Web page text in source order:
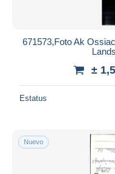
671573,Foto Ak
±
Estatus
Nuevo